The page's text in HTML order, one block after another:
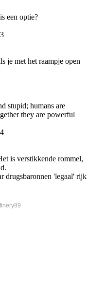
een optie?
je met het raampje open
stupid; humans are
they are powerful
is verstikkende rommel,
drugsbaronnen 'legaal' rijk